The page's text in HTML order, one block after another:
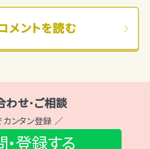
メントを読む
わせ･ご相談
ンタン登録 ／
・登録する